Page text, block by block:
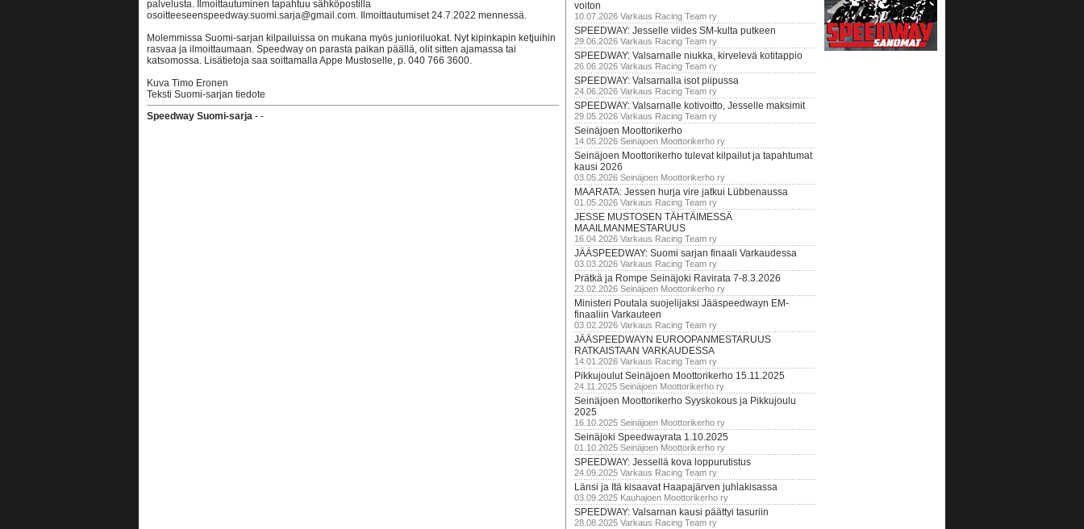
palvelusta. Ilmoittautuminen tapahtuu sähköpostilla
osoitteeseenspeedway.suomi.sarja@gmail.com. Ilmoittautumiset 24.7.2022 mennessä.
Molemmissa Suomi-sarjan kilpailuissa on mukana myös junioriluokat. Nyt kipinkapin ketjuihin
rasvaa ja ilmoittaumaan. Speedway on parasta paikan päällä, olit sitten ajamassa tai
katsomossa. Lisätietoja saa soittamalla Appe Mustoselle, p. 040 766 3600.
Kuva Timo Eronen
Teksti Suomi-sarjan tiedote
Speedway Suomi-sarja - -
voiton
10.07.2026 Varkaus Racing Team ry
SPEEDWAY: Jesselle viides SM-kulta putkeen
29.06.2026 Varkaus Racing Team ry
SPEEDWAY: Valsarnalle niukka, kirvelevä kotitappio
26.06.2026 Varkaus Racing Team ry
SPEEDWAY: Valsarnalla isot piipussa
24.06.2026 Varkaus Racing Team ry
SPEEDWAY: Valsarnalle kotivoitto, Jesselle maksimit
29.05.2026 Varkaus Racing Team ry
Seinäjoen Moottorikerho
14.05.2026 Seinäjoen Moottorikerho ry
Seinäjoen Moottorikerho tulevat kilpailut ja tapahtumat
kausi 2026
03.05.2026 Seinäjoen Moottorikerho ry
MAARATA: Jessen hurja vire jatkui Lübbenaussa
01.05.2026 Varkaus Racing Team ry
JESSE MUSTOSEN TÄHTÄIMESSÄ
MAAILMANMESTARUUS
16.04.2026 Varkaus Racing Team ry
JÄÄSPEEDWAY: Suomi sarjan finaali Varkaudessa
03.03.2026 Varkaus Racing Team ry
Prätkä ja Rompe Seinäjoki Ravirata 7-8.3.2026
23.02.2026 Seinäjoen Moottorikerho ry
Ministeri Poutala suojelijaksi Jääspeedwayn EM-
finaaliin Varkauteen
03.02.2026 Varkaus Racing Team ry
JÄÄSPEEDWAYN EUROOPANMESTARUUS
RATKAISTAAN VARKAUDESSA
14.01.2026 Varkaus Racing Team ry
Pikkujoulut Seinäjoen Moottorikerho 15.11.2025
24.11.2025 Seinäjoen Moottorikerho ry
Seinäjoen Moottorikerho Syyskokous ja Pikkujoulu
2025
16.10.2025 Seinäjoen Moottorikerho ry
Seinäjoki Speedwayrata 1.10.2025
01.10.2025 Seinäjoen Moottorikerho ry
SPEEDWAY: Jessellä kova loppurutistus
24.09.2025 Varkaus Racing Team ry
Länsi ja Itä kisaavat Haapajärven juhlakisassa
03.09.2025 Kauhajoen Moottorikerho ry
SPEEDWAY: Valsarnan kausi päättyi tasuriin
28.08.2025 Varkaus Racing Team ry